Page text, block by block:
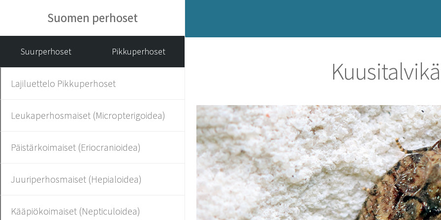
Suomen perhoset
Suurperhoset Pikkuperhoset
Lajiluettelo Pikkuperhoset
Leukaperhosmaiset (Micropterigoidea)
Päistärkoimaiset (Eriocranioidea)
Juuriperhosmaiset (Hepialoidea)
Kääpiökoimaiset (Nepticuloidea)